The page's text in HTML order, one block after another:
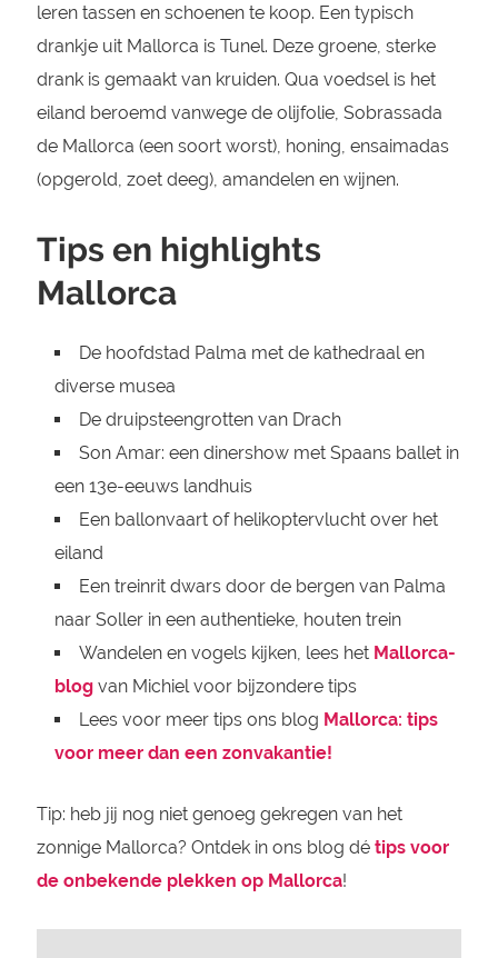
leren tassen en schoenen te koop. Een typisch
drankje uit Mallorca is Tunel. Deze groene, sterke
drank is gemaakt van kruiden. Qua voedsel is het
eiland beroemd vanwege de olijfolie, Sobrassada
de Mallorca (een soort worst), honing, ensaimadas
(opgerold, zoet deeg), amandelen en wijnen.
Tips en highlights
Mallorca
De hoofdstad Palma met de kathedraal en
diverse musea
De druipsteengrotten van Drach
Son Amar: een dinershow met Spaans ballet in
een 13e-eeuws landhuis
Een ballonvaart of helikoptervlucht over het
eiland
Een treinrit dwars door de bergen van Palma
naar Soller in een authentieke, houten trein
Wandelen en vogels kijken, lees het Mallorca-
blogvan Michiel voor bijzondere tips
Lees voor meer tips ons blog Mallorca: tips
voor meer dan een zonvakantie!
Tip: heb jij nog niet genoeg gekregen van het
zonnige Mallorca? Ontdek in ons blog dé tips voor
de onbekende plekken op Mallorca!